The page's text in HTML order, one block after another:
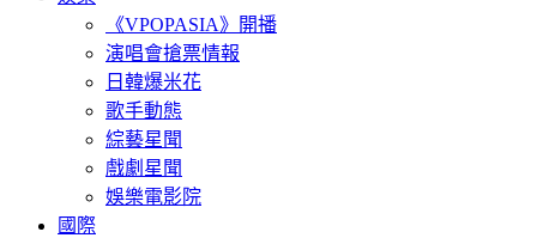
《VPOPASIA》開播
演唱會搶票情報
日韓爆米花
歌手動態
綜藝星聞
戲劇星聞
娛樂電影院
國際